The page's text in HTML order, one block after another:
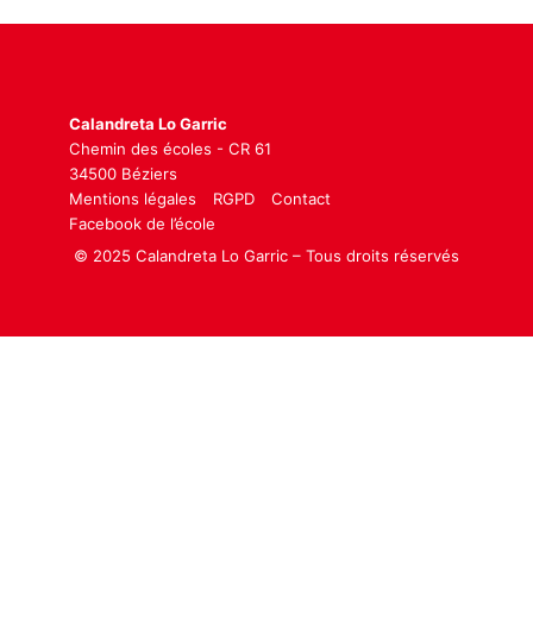
Calandreta Lo Garric
Chemin des écoles - CR 61
34500 Béziers
Mentions légales
RGPD
Contact
Facebook de l’école
© 2025 Calandreta Lo Garric – Tous droits réservés